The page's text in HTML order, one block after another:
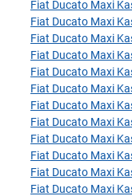
Fiat Ducato Maxi
Fiat Ducato Maxi
Fiat Ducato Maxi
Fiat Ducato Maxi
Fiat Ducato Maxi
Fiat Ducato Maxi
Fiat Ducato Maxi
Fiat Ducato Maxi
Fiat Ducato Maxi
Fiat Ducato Maxi
Fiat Ducato Maxi
Fiat Ducato Maxi